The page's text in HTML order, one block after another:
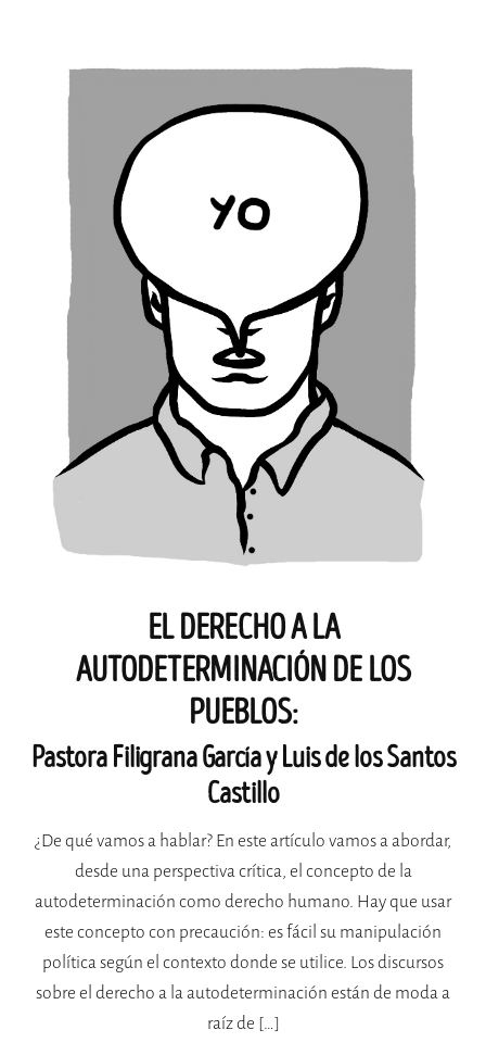
EL DERECHO A LA
AUTODETERMINACIÓN DE LOS
PUEBLOS:
Pastora Filigrana García y Luis de los Santos
Castillo
¿De qué vamos a hablar? En este artículo vamos a abordar,
desde una perspectiva crítica, el concepto de la
autodeterminación como derecho humano. Hay que usar
este concepto con precaución: es fácil su manipulación
política según el contexto donde se utilice. Los discursos
sobre el derecho a la autodeterminación están de moda a
raíz de […]